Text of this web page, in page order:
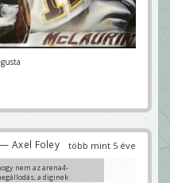
több mint 5 éve
— Axel Foley
nem az arena4-
a diginek